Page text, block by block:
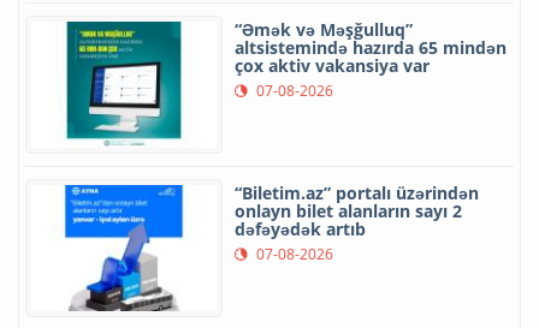
“Əmək və Məşğulluq”
altsistemində hazırda 65 mindən
çox aktiv vakansiya var
07-08-2026
“Biletim.az” portalı üzərindən
onlayn bilet alanların sayı 2
dəfəyədək artıb
07-08-2026